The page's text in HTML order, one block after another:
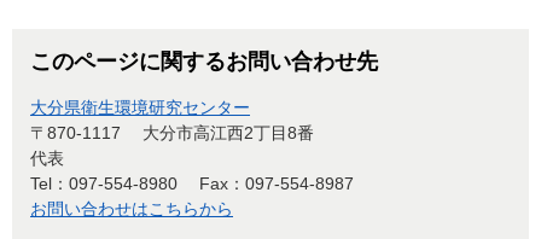
このページに関するお問い合わせ先
大分県衛生環境研究センター
〒870-1117
大分市高江西2丁目8番
代表
Tel：097-554-8980
Fax：097-554-8987
お問い合わせはこちらから